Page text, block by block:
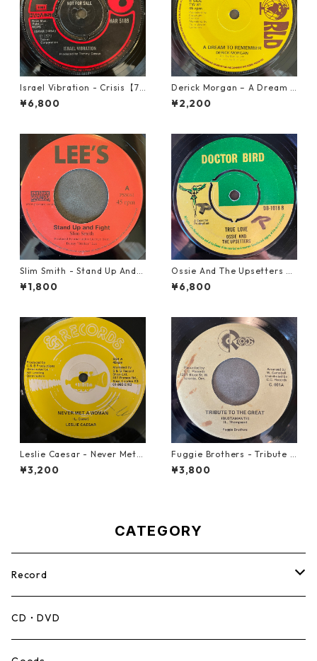
Israel Vibration - Crisis【7-
21895】
¥6,800
Derick Morgan – A Dream T
o Remember【7-21824】
¥2,200
Slim Smith - Stand Up And F
ight 【7-21832】
¥1,800
Ossie And The Upsetters -
True Love【7-22000】
¥6,800
Leslie Caesar - Never Met A
Woman【12-50067】
¥3,200
Fuggie Brothers - Tribute T
o The Great【7-21765】
¥3,800
CATEGORY
Record
Mento,Calypso,Ballad
CD・DVD